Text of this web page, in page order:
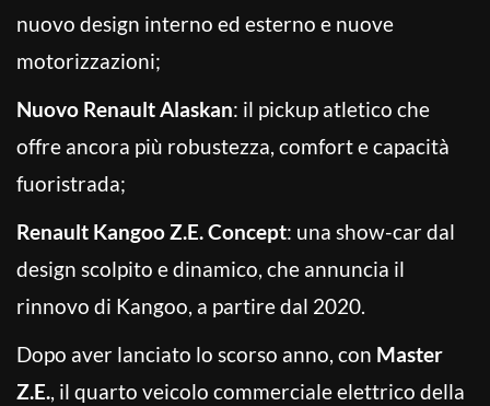
nuovo design interno ed esterno e nuove
motorizzazioni;
Nuovo Renault Alaskan: il pickup atletico che
offre ancora più robustezza, comfort e capacità
fuoristrada;
Renault Kangoo Z.E. Concept: una show-car dal
design scolpito e dinamico, che annuncia il
rinnovo di Kangoo, a partire dal 2020.
Dopo aver lanciato lo scorso anno, con Master
Z.E., il quarto veicolo commerciale elettrico della